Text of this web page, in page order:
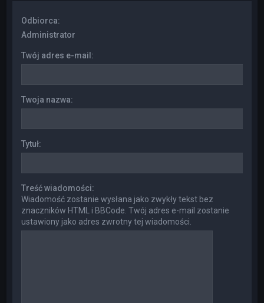
Odbiorca:
Administrator
Twój adres e-mail:
Twoja nazwa:
Tytuł:
Treść wiadomości:
Wiadomość zostanie wysłana jako zwykły tekst bez
znaczników HTML i BBCode. Twój adres e-mail zostanie
ustawiony jako adres zwrotny tej wiadomości.